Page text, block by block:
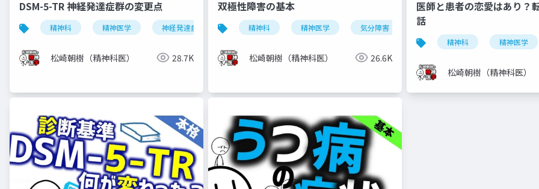
DSM-5-TR 神経発達症群の変更点
精神科 精神医学 神経発達症群 発達障害 自閉スペクトラム症 注意欠如多動症
松崎朝樹（精神科医） 28.7K
双極性障害の基本
精神科 精神医学 気分障害 双極性障害
松崎朝樹（精神科医） 26.6K
医師と患者の恋愛はあり？
話
精神科 精神医学
松崎朝樹（精神科医）